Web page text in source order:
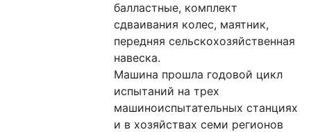
балластные, комплект
сдваивания колес, маятник,
передняя сельскохозяйственная
навеска.
Машина прошла годовой цикл
испытаний на трех
машиноиспытательных станциях
и в хозяйствах семи регионов